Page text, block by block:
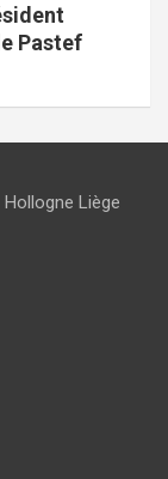
Pastef
Liège